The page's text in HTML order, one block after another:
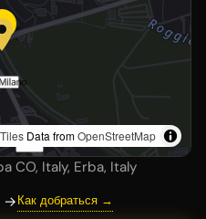
Data fromOpenStreetMap
CO, Italy, Erba, Italy
→ Как добраться →